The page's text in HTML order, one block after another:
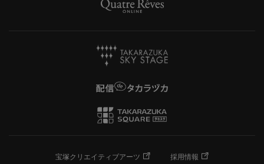
宝塚クリエイティブアーツ
採用情報